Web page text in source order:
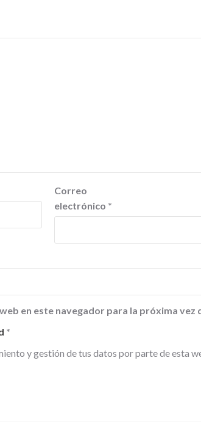
Correo
electrónico *
en este navegador para la próxima vez
*
y gestión de tus datos por parte de esta